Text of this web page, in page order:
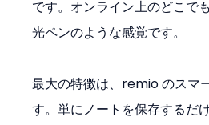
です。オンライン上のどこで
光ペンのような感覚です。
最大の特徴は、remio のスマ
す。単にノートを保存するだ